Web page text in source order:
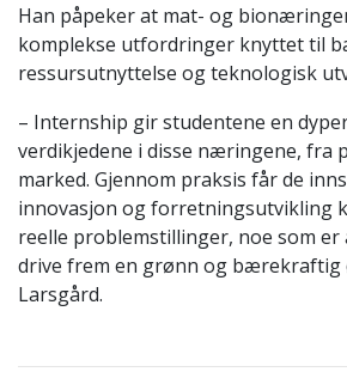
Han påpeker at mat- og
komplekse utfordringer knyttet til
ressursutnyttelse og teknologisk
– Internship gir studentene en
verdikjedene i disse næringene, fra
marked. Gjennom praksis får de
innovasjon og forretningsutvikling
reelle problemstillinger, noe som er
drive frem en grønn og bærekraftig
Larsgård.